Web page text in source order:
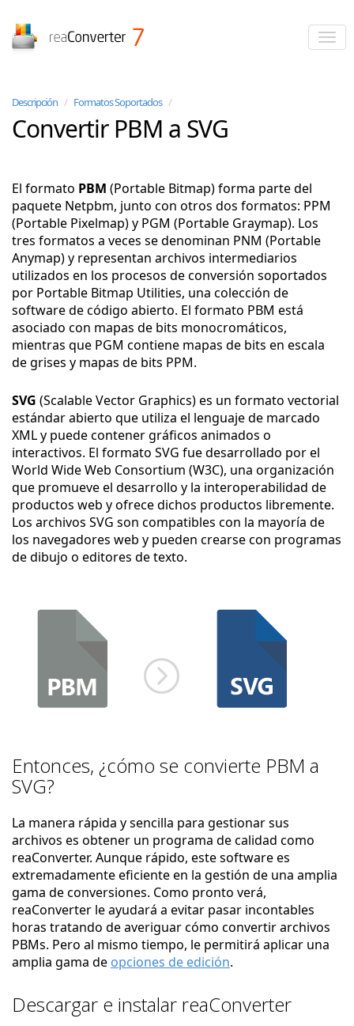
Descripción / Formatos Soportados /
Convertir PBM a SVG
El formato PBM (Portable Bitmap) forma parte del
paquete Netpbm, junto con otros dos formatos: PPM
(Portable Pixelmap) y PGM (Portable Graymap). Los
tres formatos a veces se denominan PNM (Portable
Anymap) y representan archivos intermediarios
utilizados en los procesos de conversión soportados
por Portable Bitmap Utilities, una colección de
software de código abierto. El formato PBM está
asociado con mapas de bits monocromáticos,
mientras que PGM contiene mapas de bits en escala
de grises y mapas de bits PPM.
SVG (Scalable Vector Graphics) es un formato vectorial
estándar abierto que utiliza el lenguaje de marcado
XML y puede contener gráficos animados o
interactivos. El formato SVG fue desarrollado por el
World Wide Web Consortium (W3C), una organización
que promueve el desarrollo y la interoperabilidad de
productos web y ofrece dichos productos libremente.
Los archivos SVG son compatibles con la mayoría de
los navegadores web y pueden crearse con programas
de dibujo o editores de texto.
Entonces, ¿cómo se convierte PBM a
SVG?
La manera rápida y sencilla para gestionar sus
archivos es obtener un programa de calidad como
reaConverter. Aunque rápido, este software es
extremadamente eficiente en la gestión de una amplia
gama de conversiones. Como pronto verá,
reaConverter le ayudará a evitar pasar incontables
horas tratando de averiguar cómo convertir archivos
PBMs. Pero al mismo tiempo, le permitirá aplicar una
amplia gama de opciones de edición.
Descargar e instalar reaConverter